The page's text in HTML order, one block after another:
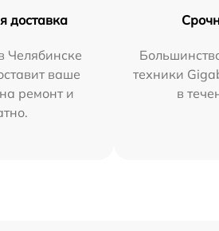
доставка
Челябинске
ваше
ремонт и
техники
в